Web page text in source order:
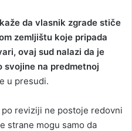
da vlasnik zgrade stiče
zemljištu koje pripada
ovaj sud nalazi da je
svojine na predmetnoj
u presudi.
reviziji ne postoje redovni
strane mogu samo da